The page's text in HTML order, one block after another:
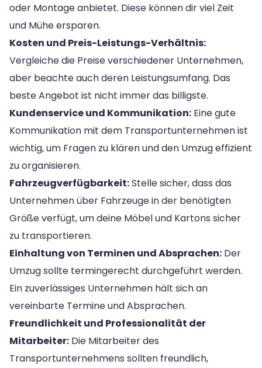
oder Montage anbietet. Diese können dir viel Zeit
und Mühe ersparen.
Kosten und Preis-Leistungs-Verhältnis:
Vergleiche die Preise verschiedener Unternehmen,
aber beachte auch deren Leistungsumfang. Das
beste Angebot ist nicht immer das billigste.
Kundenservice und Kommunikation: Eine gute
Kommunikation mit dem Transportunternehmen ist
wichtig, um Fragen zu klären und den Umzug effizient
zu organisieren.
Fahrzeugverfügbarkeit:Stelle sicher, dass das
Unternehmen über Fahrzeuge in der benötigten
Größe verfügt, um deine Möbel und Kartons sicher
zu transportieren.
Einhaltung von Terminen und Absprachen: Der
Umzug sollte termingerecht durchgeführt werden.
Ein zuverlässiges Unternehmen hält sich an
vereinbarte Termine und Absprachen.
Freundlichkeit und Professionalität der
Mitarbeiter: Die Mitarbeiter des
Transportunternehmens sollten freundlich,